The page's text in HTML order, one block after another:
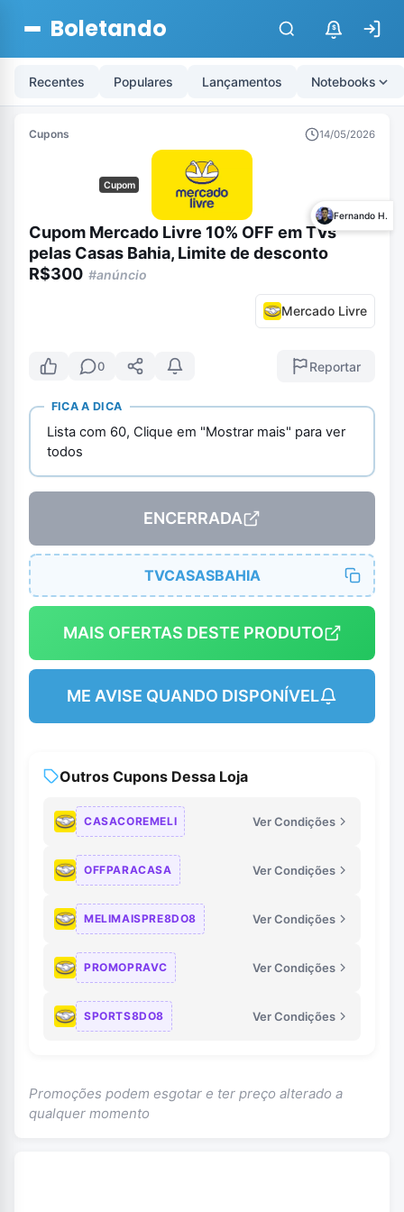
Boletando $
Recentes Populares Lançamentos Notebooks
Cupons 14/05/2026
Cupom
Fernando H.
Cupom Mercado Livre 10% OFF em TVs
pelas Casas Bahia, Limite de desconto
R$300 #anúncio
Mercado Livre
0 Reportar
FICA A DICA
Lista com 60, Clique em "Mostrar mais" para ver
todos
ENCERRADA
TVCASASBAHIA
MAIS OFERTAS DESTE PRODUTO
ME AVISE QUANDO DISPONÍVEL
Outros Cupons Dessa Loja
CASACOREMELI Ver Condições
OFFPARACASA Ver Condições
MELIMAISPRE8DO8 Ver Condições
PROMOPRAVC Ver Condições
SPORTS8DO8 Ver Condições
Promoções podem esgotar e ter preço alterado a
qualquer momento